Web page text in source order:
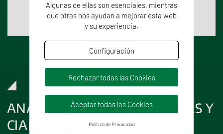
ANÁLISIS DE CIANOBACTERIAS Y
CIANOTOXINAS
Algunas de ellas son esenciales, mientras
que otras nos ayudan a mejorar esta web
y su experiencia.
Configuración
Rechazar todas las Cookies
Aceptar todas las Cookies
Política de Privacidad